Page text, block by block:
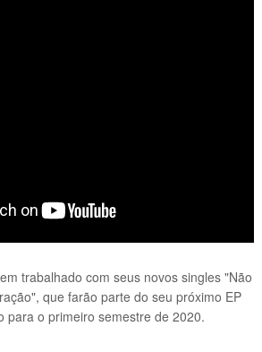
trabalhado com seus novos singles "Não
que farão parte do seu próximo EP
para o primeiro semestre de 2020.